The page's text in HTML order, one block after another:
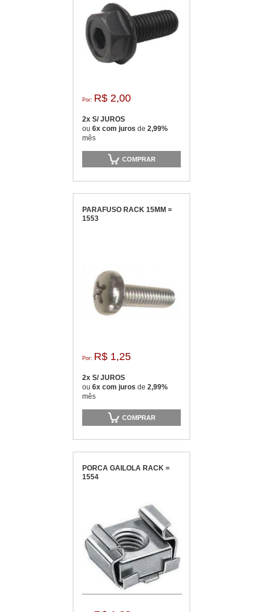
Por: R$ 2,00
2x S/ JUROS
ou 6x com juros de 2,99%
mês
COMPRAR
PARAFUSO RACK 15MM =
1553
Por: R$ 1,25
2x S/ JUROS
ou 6x com juros de 2,99%
mês
COMPRAR
PORCA GAILOLA RACK =
1554